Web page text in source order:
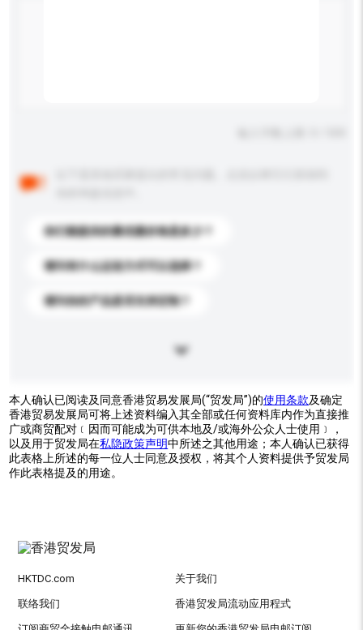
你们能提供的最优惠价格是多少？
请问有什么运送方式可以选择？
请问你的产品是否支持定制？
本人确认已阅读及同意香港贸易发展局(“贸发局”)的使用条款及确定
香港贸易发展局可将上述资料编入其全部或任何资料库内作为直接推
广或商贸配对﹝因而可能成为可供本地及/或海外公众人士使用﹞，
以及用于贸发局在私隐政策声明中所述之其他用途；本人确认已获得
此表格上所述的每一位人士同意及授权，将其个人资料提供予贸发局
作此表格提及的用途。
HKTDC.com 关于我们
联络我们 香港贸发局流动应用程式